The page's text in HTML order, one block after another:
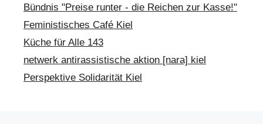
Bündnis "Preise runter - die Reichen zur Kasse!"
Feministisches Café Kiel
Küche für Alle 143
netwerk antirassistische aktion [nara] kiel
Perspektive Solidarität Kiel